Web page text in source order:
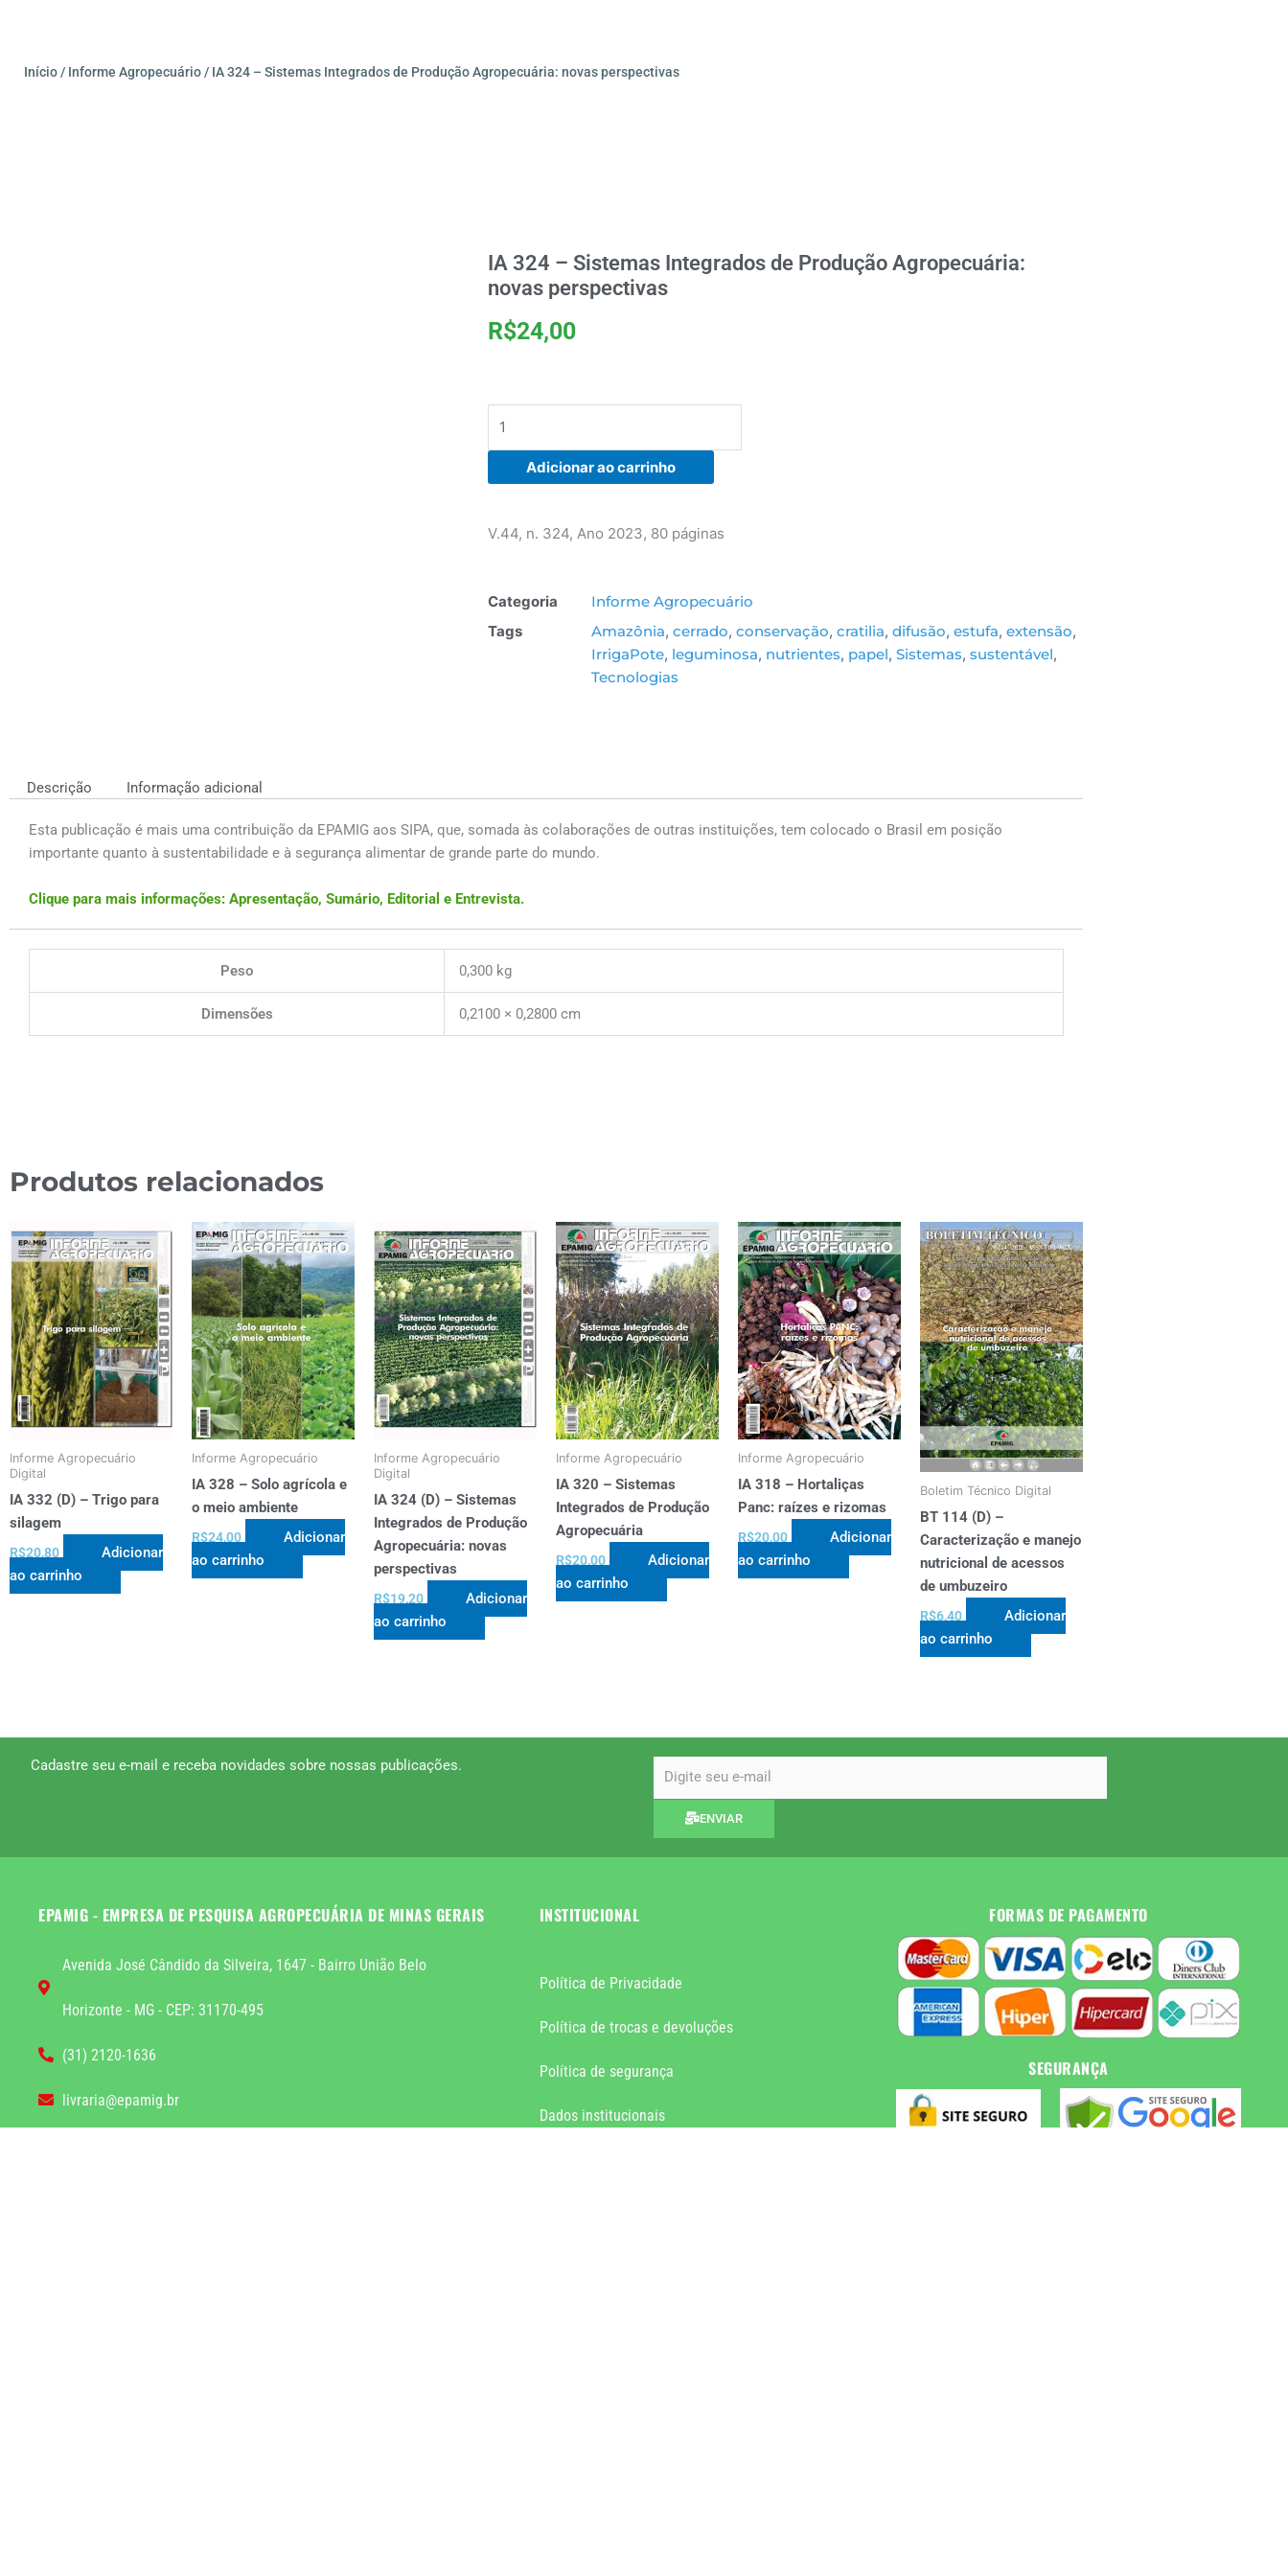
Início/ Informe Agropecuário/ IA 324 – Sistemas Integrados de Produção Agropecuária: novas perspectivas
IA 324 – Sistemas Integrados de Produção Agropecuária:
novas perspectivas
R$24,00
324
Sistemas
de
novas
perspectivas
quantidade
Adicionar ao carrinho
V.44, n. 324, Ano 2023, 80 páginas
Categoria
Informe Agropecuário
Tags
Amazônia,cerrado,conservação,cratilia,difusão,estufa,extensão,
IrrigaPote, leguminosa, nutrientes, papel,Sistemas,sustentável,
Tecnologias
Descrição Informação adicional
Esta publicação é mais uma contribuição da EPAMIG aos SIPA, que, somada às colaborações de outras instituições, tem colocado o Brasil em posição
importante quanto à sustentabilidade e à segurança alimentar de grande parte do mundo.
Clique para mais informações: Apresentação, Sumário, Editorial e Entrevista.
Peso 0,300 kg
Dimensões 0,2100 × 0,2800 cm
Produtos relacionados
Informe Agropecuário
Digital
IA 332 (D) – Trigo para
silagem
R$20,80
Adicionar
ao carrinho
Informe Agropecuário
IA 328 – Solo agrícola e
o meio ambiente
R$24,00
Adicionar
ao carrinho
Informe Agropecuário
Digital
IA 324 (D) – Sistemas
Integrados de Produção
Agropecuária: novas
perspectivas
R$19,20
Adicionar
ao carrinho
Informe Agropecuário
IA 320 – Sistemas
Integrados de Produção
Agropecuária
R$20,00
Adicionar
ao carrinho
Informe Agropecuário
IA 318 – Hortaliças
Panc: raízes e rizomas
R$20,00
Adicionar
ao carrinho
Boletim Técnico Digital
BT 114 (D) –
Caracterização e manejo
nutricional de acessos
de umbuzeiro
R$6,40
Adicionar
ao carrinho
Cadastre seu e-mail e receba novidades sobre nossas publicações. email
ENVIAR
EPAMIG - EMPRESA DE PESQUISA AGROPECUÁRIA DE MINAS GERAIS
Avenida José Cândido da Silveira, 1647 - Bairro União Belo
Horizonte - MG - CEP: 31170-495
(31) 2120-1636
livraria@epamig.br
INSTITUCIONAL
Política de Privacidade
Política de trocas e devoluções
Política de segurança
Dados institucionais
FORMAS DE PAGAMENTO
SEGURANÇA